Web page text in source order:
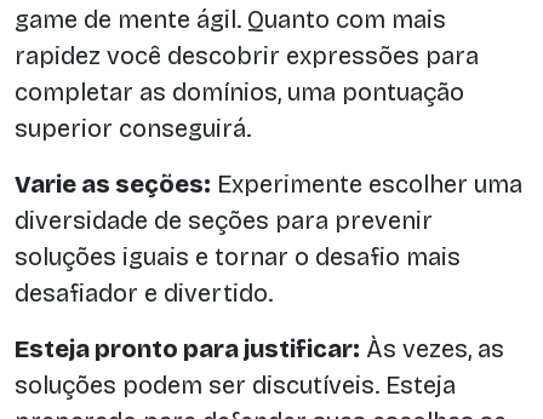
game de mente ágil. Quanto com mais
rapidez você descobrir expressões para
completar as domínios, uma pontuação
superior conseguirá.
Varie as seções: Experimente escolher uma
diversidade de seções para prevenir
soluções iguais e tornar o desafio mais
desafiador e divertido.
Esteja pronto para justificar: Às vezes, as
soluções podem ser discutíveis. Esteja